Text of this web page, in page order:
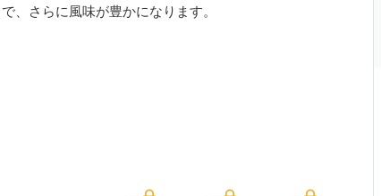
、さらに風味が豊かになります。